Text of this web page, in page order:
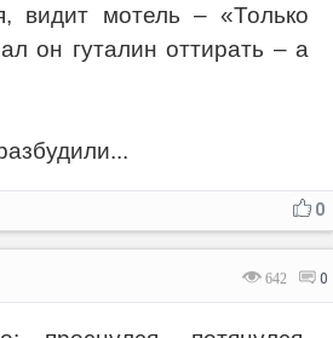
видит мотель – «Только
он гуталин оттирать – а
0
642 0